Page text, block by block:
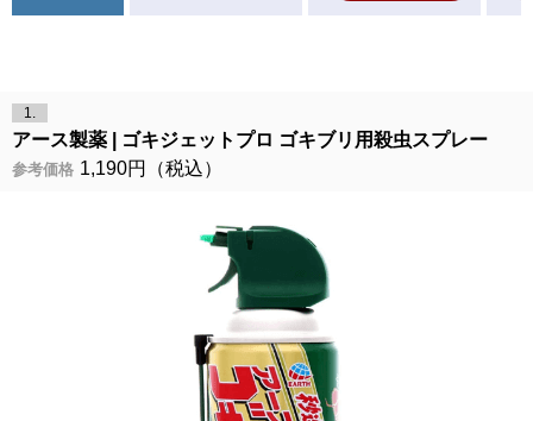
1.
アース製薬 ゴキジェットプロ ゴキブリ用殺虫スプレー
参考価格 1,190円（税込）